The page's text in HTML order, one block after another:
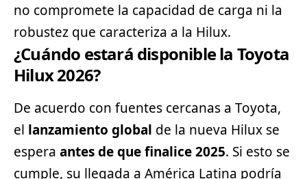
no compromete la capacidad de carga ni la
robustez que caracteriza a la Hilux.
¿Cuándo estará disponible la Toyota
Hilux 2026?
De acuerdo con fuentes cercanas a Toyota,
el lanzamiento global de la nueva Hilux se
espera antes de que finalice 2025. Si esto se
cumple, su llegada a América Latina podría